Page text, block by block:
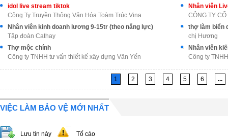
idol live stream tiktok
Công Ty Truyền Thông Văn Hóa Toàm Trúc Vina
Nhân viên kinh doanh lương 9-15tr (theo năng lực)
Tập đoàn Cathay
thợ làm biển
chị Hương
Thợ mộc chính
Công ty TNHH tư vấn thiết kế xây dựng Vân Yến
Nhân viên
Công ty
1 2 3 4 5 6 ...
VIỆC LÀM BẢO VỆ MỚI NHẤT
Lưu tin này Tố cáo